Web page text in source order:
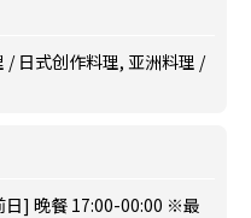
/ 日式创作料理, 亚洲料理 /
日] 晚餐 17:00-00:00 ※最